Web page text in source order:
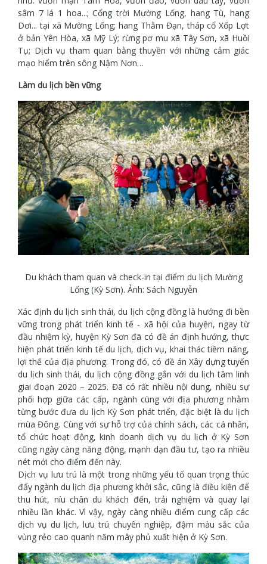
sâm 7 lá 1 hoa...; Cổng trời Mường Lống, hang Tù, hang
Dơi... tại xã Mường Lống; hang Thằm Đạn, tháp cổ Xốp Lợt
ở bản Yên Hòa, xã Mỹ Lý; rừng pơ mu xã Tây Sơn, xã Huồi
Tụ; Dịch vụ tham quan bằng thuyền với những cảm giác
mạo hiểm trên sông Nậm Nơn…
Làm du lịch bền vững
Du khách tham quan và check-in tại điểm du lịch Mường
Lống (Kỳ Sơn). Ảnh: Sách Nguyễn
Xác định du lịch sinh thái, du lịch cộng đồng là hướng đi bền
vững trong phát triển kinh tế - xã hội của huyện, ngay từ
đầu nhiệm kỳ, huyện Kỳ Sơn đã có đề án định hướng, thực
hiện phát triển kinh tế du lịch, dịch vụ, khai thác tiềm năng,
lợi thế của địa phương. Trong đó, có đề án Xây dựng tuyến
du lịch sinh thái, du lịch cộng đồng gắn với du lịch tâm linh
giai đoạn 2020 – 2025. Đã có rất nhiều nội dung, nhiều sự
phối hợp giữa các cấp, ngành cùng với địa phương nhằm
từng bước đưa du lịch Kỳ Sơn phát triển, đặc biệt là du lịch
mùa Đông. Cùng với sự hỗ trợ của chính sách, các cá nhân,
tổ chức hoạt động, kinh doanh dịch vụ du lịch ở Kỳ Sơn
cũng ngày càng năng động, mạnh dạn đầu tư, tạo ra nhiều
nét mới cho điểm đến này.
Dịch vụ lưu trú là một trong những yếu tố quan trọng thúc
đẩy ngành du lịch địa phương khởi sắc, cũng là điều kiện để
thu hút, níu chân du khách đến, trải nghiệm và quay lại
nhiều lần khác. Vì vậy, ngày càng nhiều điểm cung cấp các
dịch vụ du lịch, lưu trú chuyên nghiệp, đậm màu sắc của
vùng rẻo cao quanh năm mây phủ xuất hiện ở Kỳ Sơn.